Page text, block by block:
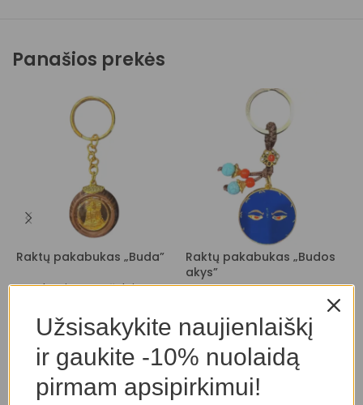
Panašios prekės
Raktų pakabukas „Buda”
Amuletai, papuošalai
Raktų pakabukas „Budos
akys”
10,00 €
Užsisakykite naujienlaiškį
ir gaukite -10% nuolaidą
pirmam apsipirkimui!